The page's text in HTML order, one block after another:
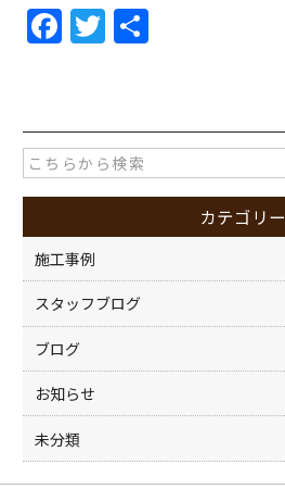
F
a
e
b
o
o
k
T
w
er
カテゴリー
施工事例
スタッフブログ
ブログ
お知らせ
未分類